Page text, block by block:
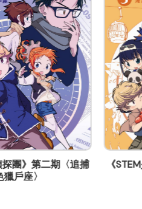
少年偵探團》第三期〈海洋
的神秘典祭〉